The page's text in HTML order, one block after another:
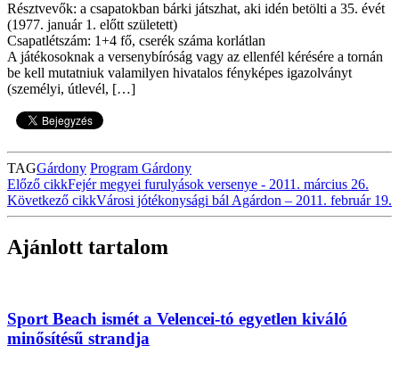
Résztvevők: a csapatokban bárki játszhat, aki idén betölti a 35. évét
(1977. január 1. előtt született)
Csapatlétszám: 1+4 fő, cserék száma korlátlan
A játékosoknak a versenybíróság vagy az ellenfél kérésére a tornán
be kell mutatniuk valamilyen hivatalos fényképes igazolványt
(személyi, útlevél, […]
TAGGárdony Program Gárdony
Előző cikkFejér megyei furulyások versenye - 2011. március 26.
Következő cikkVárosi jótékonysági bál Agárdon – 2011. február 19.
Ajánlott tartalom
Sport Beach ismét a Velencei-tó egyetlen kiváló
minősítésű strandja